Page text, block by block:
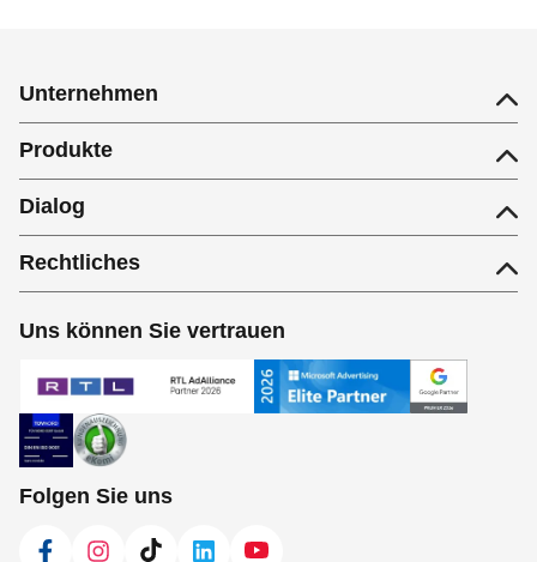
Unternehmen
Produkte
Dialog
Rechtliches
Uns können Sie vertrauen
Folgen Sie uns